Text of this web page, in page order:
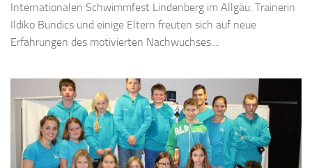
Internationalen Schwimmfest Lindenberg im Allgäu. Trainerin
Ildiko Bundics und einige Eltern freuten sich auf neue
Erfahrungen des motivierten Nachwuchses....